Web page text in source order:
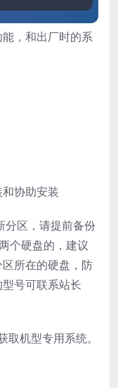
，和出厂时的系
区，请提前备份
个硬盘的，建议
所在的硬盘，防
号可联系站长